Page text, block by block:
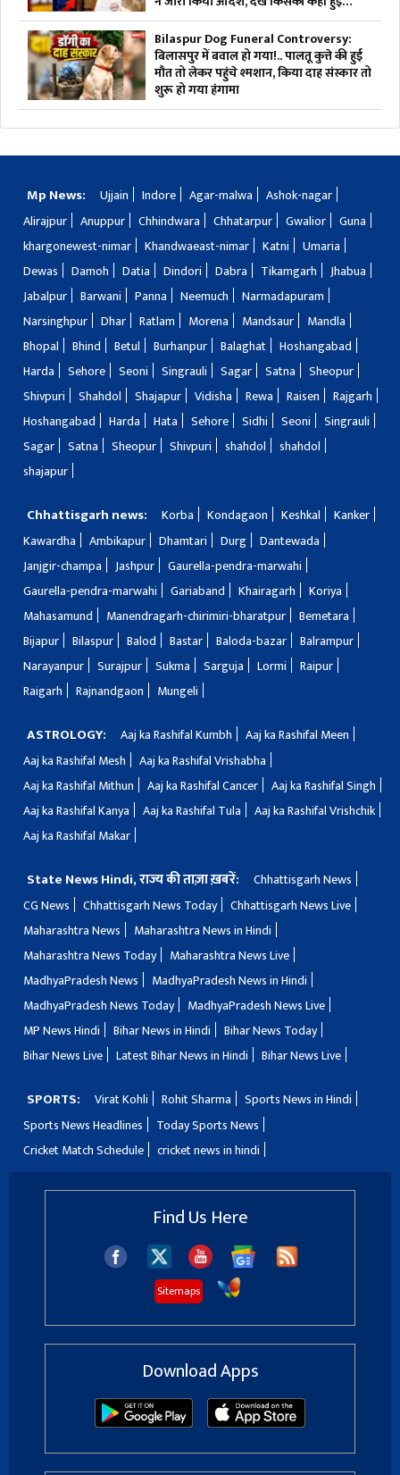
तैनाती
Bilaspur Dog Funeral Controversy:
बिलासपुर में बवाल हो गया!.. पालतू कुत्ते की हुई
मौत तो लेकर पहुंचे श्मशान, किया दाह संस्कार तो
शुरू हो गया हंगामा
Mp News: Ujjain Indore Agar-malwa
Ashok-nagar
Alirajpur
Anuppur Chhindwara Chhatarpur Gwalior
Guna
khargonewest-nimar
Khandwaeast-nimar Katni
Umaria
Dewas
Damoh Datia Dindori Dabra Tikamgarh
Jhabua
Jabalpur
Barwani Panna Neemuch
Narmadapuram
Narsinghpur
Dhar Ratlam Morena Mandsaur
Mandla
Bhopal
Bhind Betul Burhanpur Balaghat
Hoshangabad
Harda
Sehore Seoni Singrauli Sagar Satna
Sheopur
Shivpuri
Shahdol Shajapur Vidisha Rewa Raisen
Rajgarh
Hoshangabad
Harda Hata Sehore Sidhi Seoni
Singrauli
Sagar
Satna Sheopur Shivpuri shahdol
shahdol
shajapur
Chhattisgarh news: Korba Kondagaon Keshkal
Kanker
Kawardha
Ambikapur Dhamtari Durg
Dantewada
Janjgir-champa
Jashpur
Gaurella-pendra-marwahi
Gaurella-pendra-marwahi
Gariaband Khairagarh
Koriya
Mahasamund
Manendragarh-chirimiri-bharatpur
Bemetara
Bijapur
Bilaspur Balod Bastar Baloda-bazar
Balrampur
Narayanpur
Surajpur Sukma Sarguja Lormi
Raipur
Raigarh
Rajnandgaon Mungeli
ASTROLOGY: Aaj ka Rashifal Kumbh
Aaj ka Rashifal Meen
Aaj ka Rashifal Mesh
Aaj ka Rashifal Vrishabha
Aaj ka Rashifal Mithun
Aaj ka Rashifal Cancer
Aaj ka Rashifal Singh
Aaj ka Rashifal Kanya
Aaj ka Rashifal Tula
Aaj ka Rashifal Vrishchik
Aaj ka Rashifal Makar
State News Hindi, राज्य की ताज़ा ख़बरें:
Chhattisgarh News
CG News
Chhattisgarh News Today
Chhattisgarh News Live
Maharashtra News
Maharashtra News in Hindi
Maharashtra News Today
Maharashtra News Live
MadhyaPradesh News
MadhyaPradesh News in Hindi
MadhyaPradesh News Today
MadhyaPradesh News Live
MP News Hindi
Bihar News in Hindi
Bihar News Today
Bihar News Live
Latest Bihar News in Hindi Bihar News Live
SPORTS: Virat Kohli Rohit Sharma
Sports News in Hindi
Sports News Headlines
Today Sports News
Cricket Match Schedule
cricket news in hindi
Find Us Here
Sitemaps
Download Apps